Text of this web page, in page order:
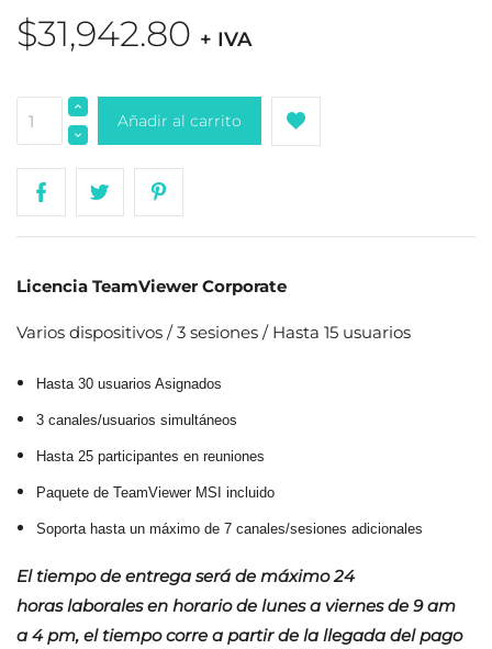
$31,942.80 + IVA
Añadir al carrito
Licencia TeamViewer Corporate
Varios dispositivos / 3 sesiones / Hasta 15 usuarios
Hasta 30 usuarios Asignados
3 canales/usuarios simultáneos
Hasta 25 participantes en reuniones
Paquete de TeamViewer MSI incluido
Soporta hasta un máximo de 7 canales/sesiones adicionales
El tiempo de entrega será de máximo 24
horas laborales en horario de lunes a viernes de 9 am
a 4 pm, el tiempo corre a partir de la llegada del pago